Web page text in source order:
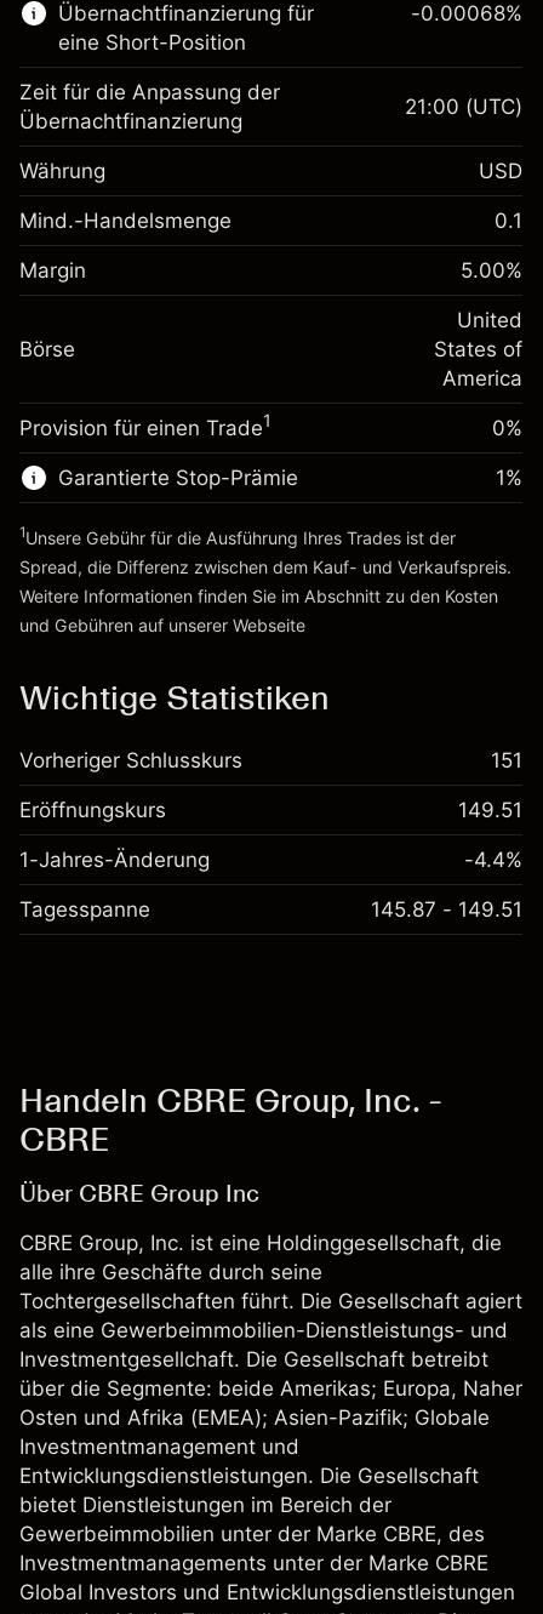
Margin. Ihre Investition
$1,000.00
Anpassung der
Übernachtfinanzierung
fremdfinanzierten
(-$4.31)
~$20,000.00
Zur Plattform
Übernachtfinanzierung für
eine Short-Position
Margin. Ihre Investition
$1,000.00
Anpassung der
-0.000682
%
(-$0.14)
Positionsgröße mit Hebelwirkung
~$20,000.00
Geld aus Hebelwirkung ~ $
Zur Plattform
-0.00068%
Zeit für die Anpassung der
Übernachtfinanzierung
21:00 (UTC)
Währung USD
Mind.-Handelsmenge 0.1
Margin 5.00%
Börse
United
States of
America
Provision für einen Trade1 0%
Garantierte Stop-Prämie 1%
1Unsere Gebühr für die Ausführung Ihres Trades ist der
Spread, die Differenz zwischen dem Kauf- und Verkaufspreis.
Weitere Informationen finden Sie im Abschnitt zu den Kosten
und Gebühren auf unserer Webseite
Wichtige Statistiken
Vorheriger Schlusskurs 151
Eröffnungskurs 149.51
1-Jahres-Änderung -4.4%
Tagesspanne 145.87 - 149.51
Handeln CBRE Group, Inc. -
CBRE
Über CBRE Group Inc
CBRE Group, Inc. ist eine Holdinggesellschaft, die
alle ihre Geschäfte durch seine
Tochtergesellschaften führt. Die Gesellschaft agiert
als eine Gewerbeimmobilien-Dienstleistungs- und
Investmentgesellchaft. Die Gesellschaft betreibt
über die Segmente: beide Amerikas; Europa, Naher
Osten und Afrika (EMEA); Asien-Pazifik; Globale
Investmentmanagement und
Entwicklungsdienstleistungen. Die Gesellschaft
bietet Dienstleistungen im Bereich der
Gewerbeimmobilien unter der Marke CBRE, des
Investmentmanagements unter der Marke CBRE
Global Investors und Entwicklungsdienstleistungen